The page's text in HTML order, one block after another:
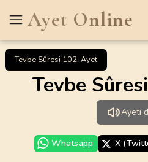
Ayet Online
Tevbe Sûresi 102. Ayet
Tevbe
Ayeti
Whatsapp X